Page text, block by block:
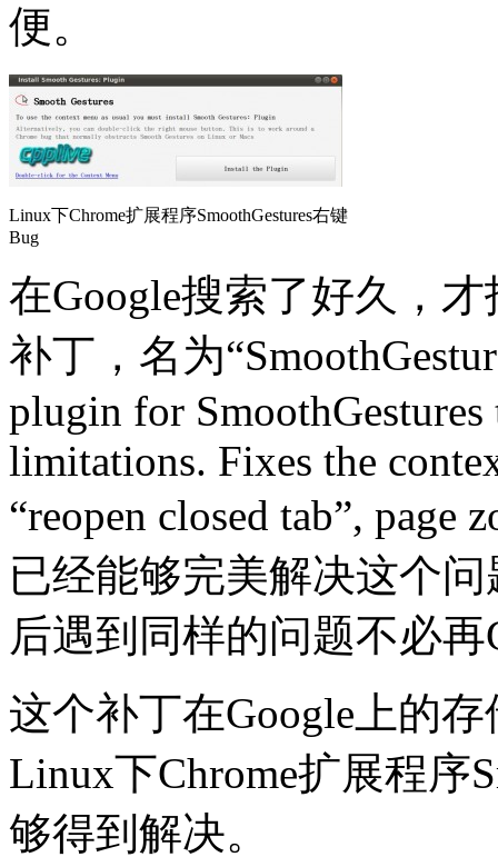
便。
Linux下Chrome扩展程序SmoothGestures右键
Bug
在Google搜索了好久，
补丁，名为
plugin for
limitations. Fixes the
“reopen closed tab”,
已经能够完美解决这个
后遇到同样的问题不必再
这个补丁在Google上的
Linux下Chrome扩展程序
够得到解决。